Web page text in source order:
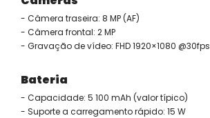
- Câmera traseira: 8 MP (AF)
- Câmera frontal: 2 MP
- Gravação de vídeo: FHD 1920×1080 @30fps
Bateria
- Capacidade: 5 100 mAh (valor típico)
- Suporte a carregamento rápido: 15 W